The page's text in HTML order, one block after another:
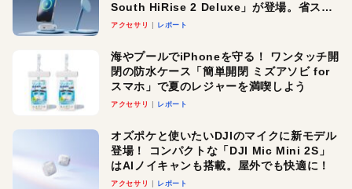
South HiRise 2 Deluxe」が登場。省スペ
ースでおしゃれに充電したい人にオスス
アクセサリ レポート
海やプールでiPhoneを守る！ ワンタッチ開
閉の防水ケース「簡単開閉 ミズアソビ for
スマホ」で夏のレジャーを満喫しよう
アクセサリ レポート
オズポケと使いたいDJIのマイクに新モデル
登場！ コンパクトな「DJI Mic Mini 2S」
はAIノイキャンも搭載。屋外でも快適に！
アクセサリ レポート